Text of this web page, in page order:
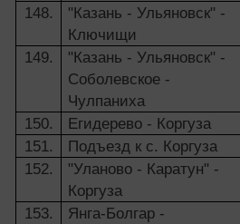
148.
"Казань - Ульяновск" -
Ключищи
149.
"Казань - Ульяновск" -
Соболевское -
Чулпаниха
150.
Егидерево - Коргуза
151.
Подъезд к с. Коргуза
152.
"Уланово - Каратун" -
Коргуза
153.
Янга-Болгар -